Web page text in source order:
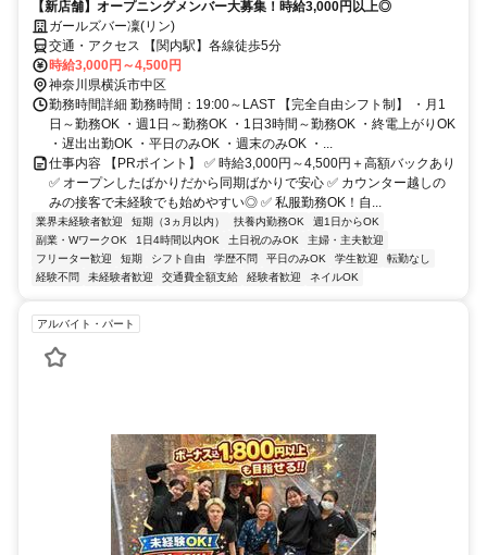
【新店舗】オープニングメンバー大募集！時給3,000円以上◎
ガールズバー凜(リン)
交通・アクセス 【関内駅】各線徒歩5分
時給3,000円～4,500円
神奈川県横浜市中区
勤務時間詳細 勤務時間：19:00～LAST 【完全自由シフト制】 ・月1
日～勤務OK ・週1日～勤務OK ・1日3時間～勤務OK ・終電上がりOK
・遅出出勤OK ・平日のみOK ・週末のみOK ・...
仕事内容 【PRポイント】 ✅ 時給3,000円～4,500円＋高額バックあり
✅ オープンしたばかりだから同期ばかりで安心 ✅ カウンター越しの
みの接客で未経験でも始めやすい◎ ✅ 私服勤務OK！自...
業界未経験者歓迎 短期（3ヵ月以内） 扶養内勤務OK
週1日からOK
副業・WワークOK
1日4時間以内OK 土日祝のみOK
主婦・主夫歓迎
フリーター歓迎
短期 シフト自由 学歴不問 平日のみOK 学生歓迎
転勤なし
経験不問
未経験者歓迎 交通費全額支給 経験者歓迎 ネイルOK
アルバイト・パート